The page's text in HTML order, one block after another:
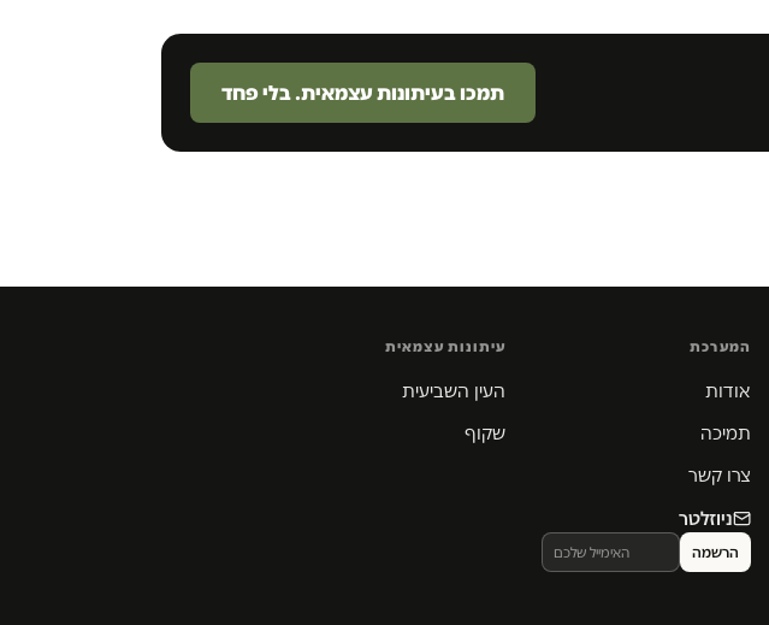
תמכו בעיתונות עצמאית. בלי פחד
המערכת
אודות
תמיכה
צרו קשר
ניוזלטר
עיתונות עצמאית
העין השביעית
שקוף